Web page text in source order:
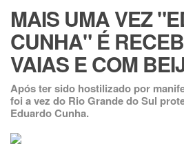
MAIS UMA VEZ
CUNHA" É
VAIAS E COM
Após ter sido hostilizado por
foi a vez do Rio Grande do Sul
Eduardo Cunha.